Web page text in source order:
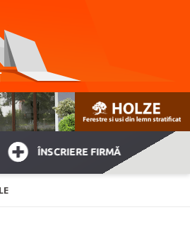
ÎNSCRIERE FIRMĂ